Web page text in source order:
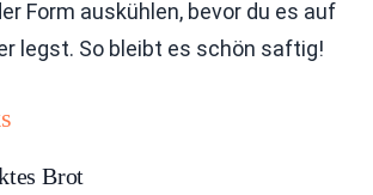
Form auskühlen, bevor du es auf
legst. So bleibt es schön saftig!
Brot